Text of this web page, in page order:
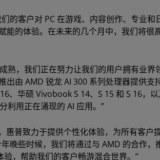
的客户对 PC 在游戏、内容创作、专业和
的体验。在未来的几个月中，我们将很
熟，我们正在努力让我们的用户拥有业
出由 AMD 锐龙 AI 300 系列处理器提供支
、华硕 Vivobook S 14、S 15 和 S 16，
利用正在涌现的 AI 应用。”
普致力于提供个性化体验，为所有客户
晚些时候，我们将通过与 AMD 的合作，
，帮助我们的客户畅游混合世界。”